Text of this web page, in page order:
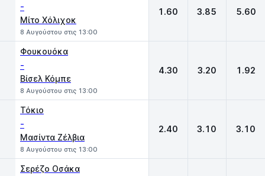
-
Μίτο Χόλιχοκ
8 Αυγούστου στις 13:00
1.60 3.85 5.60
Φουκουόκα
-
Βίσελ Κόμπε
8 Αυγούστου στις 13:00
4.30 3.20 1.92
Τόκιο
-
Μασίντα Ζέλβια
8 Αυγούστου στις 13:00
2.40 3.10 3.10
Σερέζο Οσάκα